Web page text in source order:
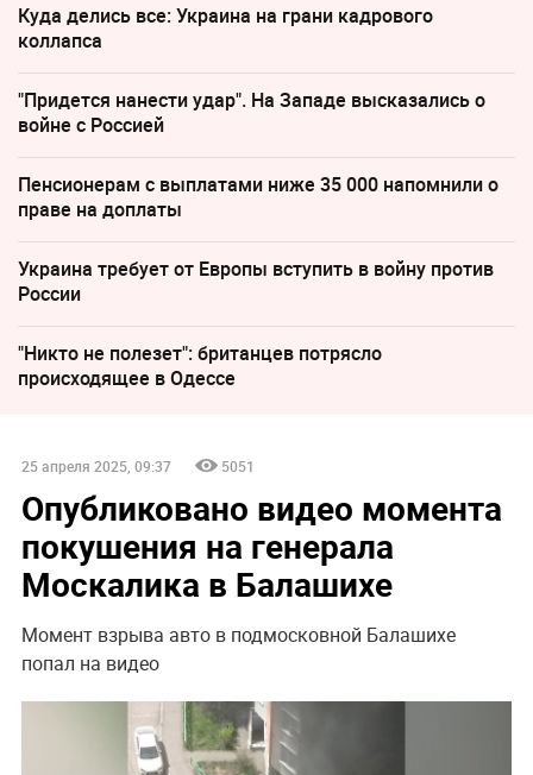
Куда делись все: Украина на грани кадрового
коллапса
"Придется нанести удар". На Западе высказались о
войне с Россией
Пенсионерам с выплатами ниже 35 000 напомнили о
праве на доплаты
Украина требует от Европы вступить в войну против
России
"Никто не полезет": британцев потрясло
происходящее в Одессе
25 апреля 2025, 09:37 5051
Опубликовано видео момента
покушения на генерала
Москалика в Балашихе
Момент взрыва авто в подмосковной Балашихе
попал на видео